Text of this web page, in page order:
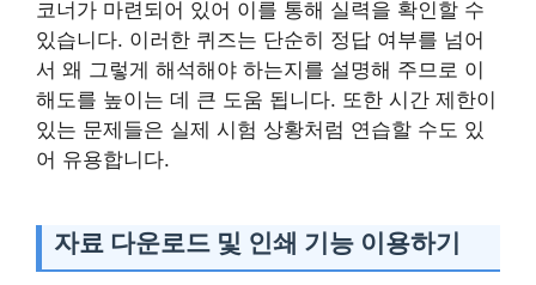
코너가 마련되어 있어 이를 통해 실력을 확인할 수
있습니다. 이러한 퀴즈는 단순히 정답 여부를 넘어
서 왜 그렇게 해석해야 하는지를 설명해 주므로 이
해도를 높이는 데 큰 도움 됩니다. 또한 시간 제한이
있는 문제들은 실제 시험 상황처럼 연습할 수도 있
어 유용합니다.
자료 다운로드 및 인쇄 기능 이용하기